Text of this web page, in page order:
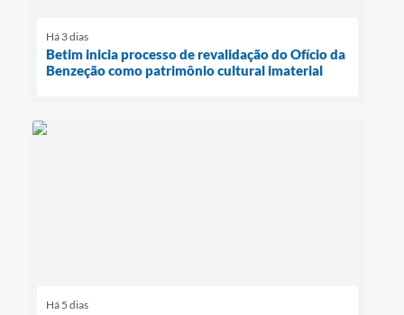
Há 3 dias
Betim inicia processo de revalidação do Ofício da
Benzeção como patrimônio cultural imaterial
Há 5 dias